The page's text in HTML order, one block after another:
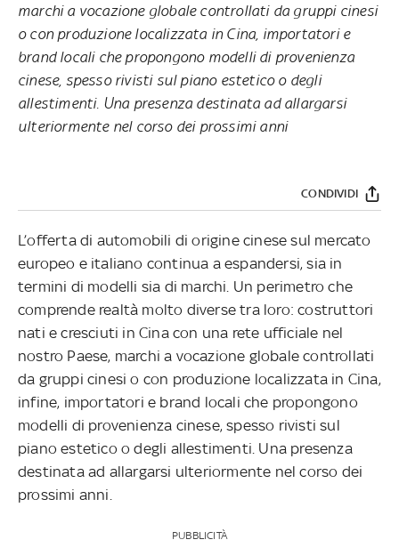
marchi a vocazione globale controllati da gruppi cinesi
o con produzione localizzata in Cina, importatori e
brand locali che propongono modelli di provenienza
cinese, spesso rivisti sul piano estetico o degli
allestimenti. Una presenza destinata ad allargarsi
ulteriormente nel corso dei prossimi anni
CONDIVIDI
L’offerta di automobili di origine cinese sul mercato
europeo e italiano continua a espandersi, sia in
termini di modelli sia di marchi. Un perimetro che
comprende realtà molto diverse tra loro: costruttori
nati e cresciuti in Cina con una rete ufficiale nel
nostro Paese, marchi a vocazione globale controllati
da gruppi cinesi o con produzione localizzata in Cina,
infine, importatori e brand locali che propongono
modelli di provenienza cinese, spesso rivisti sul
piano estetico o degli allestimenti. Una presenza
destinata ad allargarsi ulteriormente nel corso dei
prossimi anni.
PUBBLICITÀ